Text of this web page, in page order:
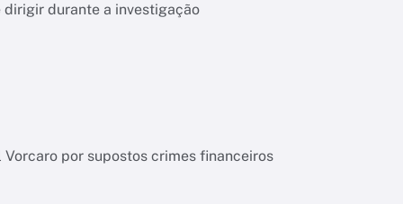
dirigir durante a investigação
por supostos crimes financeiros